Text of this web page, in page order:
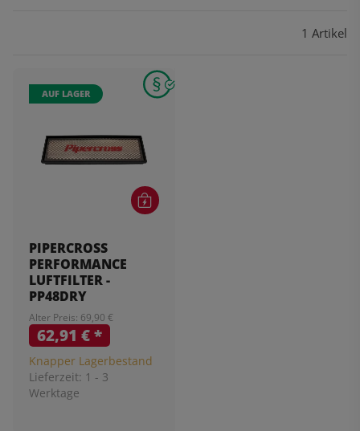
1 Artikel
AUF LAGER
PIPERCROSS
PERFORMANCE
LUFTFILTER -
PP48DRY
Alter Preis: 69,90 €
62,91 €*
Knapper Lagerbestand
Lieferzeit: 1 - 3
Werktage